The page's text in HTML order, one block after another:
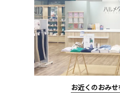
お近くのおみ